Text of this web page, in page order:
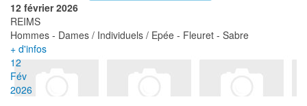
12 février 2026
REIMS
Hommes - Dames / Individuels / Epée - Fleuret - Sabre
+ d'infos
12
Fév
2026